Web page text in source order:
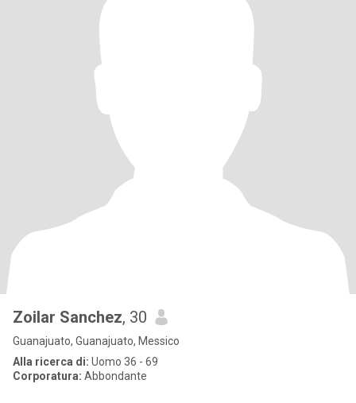
Zoilar Sanchez, 30
Guanajuato, Guanajuato, Messico
Alla ricerca di: Uomo 36 - 69
Corporatura: Abbondante